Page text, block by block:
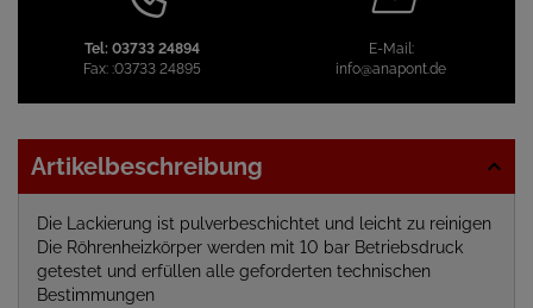
Tel: 03733 24894
Fax: :03733 24895
E-Mail:
info@anapont.de
Artikelbeschreibung
Die Lackierung ist pulverbeschichtet und leicht zu reinigen
Die Röhrenheizkörper werden mit 10 bar Betriebsdruck
getestet und erfüllen alle geforderten technischen
Bestimmungen